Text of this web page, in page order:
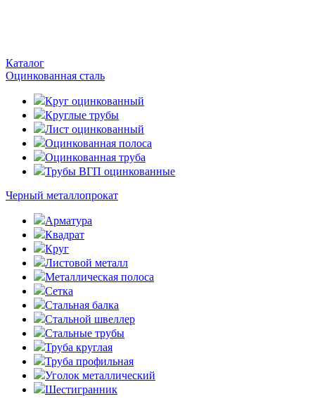
Каталог
Оцинкованная сталь
Круг оцинкованный
Круглые трубы
Лист оцинкованный
Оцинкованная полоса
Оцинкованная труба
Трубы ВГП оцинкованные
Черный металлопрокат
Арматура
Квадрат
Круг
Листовой металл
Металлическая полоса
Сетка
Стальная балка
Стальной швеллер
Стальные трубы
Труба круглая
Труба профильная
Уголок металлический
Шестигранник